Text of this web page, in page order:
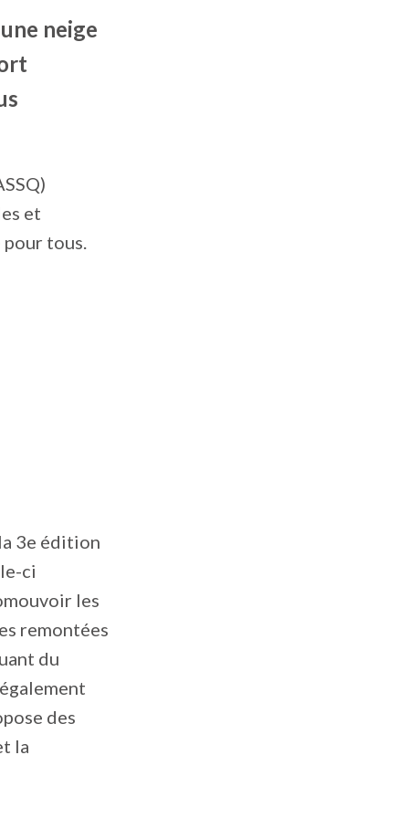
neige
et
pour tous.
3e édition
ci
les
remontées
du
des
la